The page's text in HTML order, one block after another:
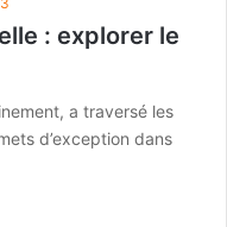
: explorer le
a traversé les
d’exception dans